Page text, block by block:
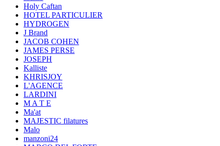
Holy Caftan
HOTEL PARTICULIER
HYDROGEN
J Brand
JACOB COHEN
JAMES PERSE
JOSEPH
Kalliste
KHRISJOY
L'AGENCE
LARDINI
M A T E
Ma'at
MAJESTIC filatures
Malo
manzoni24